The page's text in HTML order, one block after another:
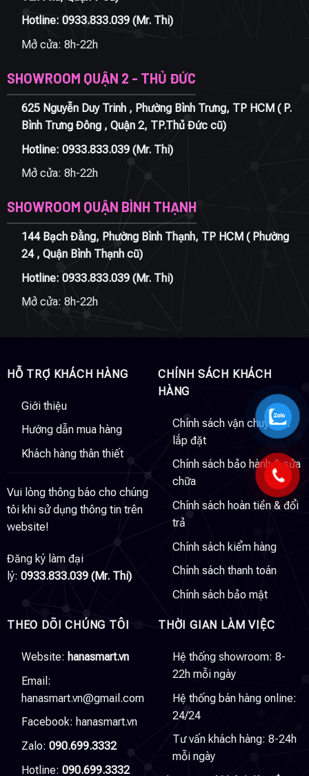
Hotline: 0933.833.039(Mr. Thi)
Mở cửa: 8h-22h
SHOWROOM QUẬN 2 - THỦ ĐỨC
625 Nguyễn Duy Trinh , Phường Bình Trưng, TP HCM ( P.
Bình Trưng Đông , Quận 2, TP.Thủ Đức cũ)
Hotline: 0933.833.039(Mr. Thi)
Mở cửa: 8h-22h
SHOWROOM QUẬN BÌNH THẠNH
144 Bạch Đằng, Phường Bình Thạnh, TP HCM ( Phường
24 , Quận Bình Thạnh cũ)
Hotline: 0933.833.039(Mr. Thi)
Mở cửa: 8h-22h
HỖ TRỢ KHÁCH HÀNG
Giới thiệu
Hướng dẫn mua hàng
Khách hàng thân thiết
Vui lòng thông báo cho chúng
tôi khi sử dụng thông tin trên
website!
Đăng ký làm đại
lý: 0933.833.039 (Mr. Thi)
CHÍNH SÁCH KHÁCH
HÀNG
Chính sách vận chuyển &
lắp đặt
Chính sách bảo hành & sửa
chữa
Chính sách hoàn tiền & đổi
trả
Chính sách kiểm hàng
Chính sách thanh toán
Chính sách bảo mật
THEO DÕI CHÚNG TÔI
Website: hanasmart.vn
Email:
hanasmart.vn@gmail.com
Facebook: hanasmart.vn
Zalo: 090.699.3332
Hotline: 090.699.3332
THỜI GIAN LÀM VIỆC
Hệ thống showroom: 8-
22h mỗi ngày
Hệ thống bán hàng online:
24/24
Tư vấn khách hàng: 8-24h
mỗi ngày